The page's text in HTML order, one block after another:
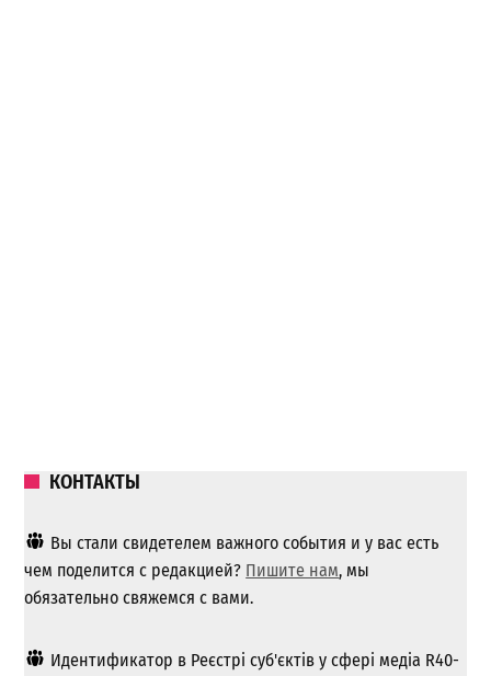
КОНТАКТЫ
Вы стали свидетелем важного события и у вас есть
чем поделится с редакцией? Пишите нам, мы
обязательно свяжемся с вами.
Идентификатор в Реєстрі суб'єктів у сфері медіа R40-